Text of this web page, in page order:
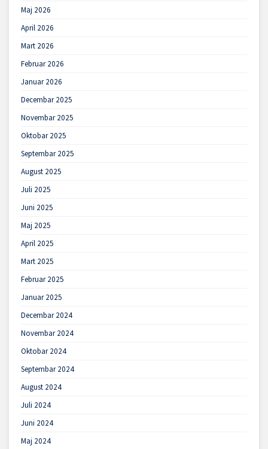
Maj 2026
April 2026
Mart 2026
Februar 2026
Januar 2026
Decembar 2025
Novembar 2025
Oktobar 2025
Septembar 2025
August 2025
Juli 2025
Juni 2025
Maj 2025
April 2025
Mart 2025
Februar 2025
Januar 2025
Decembar 2024
Novembar 2024
Oktobar 2024
Septembar 2024
August 2024
Juli 2024
Juni 2024
Maj 2024